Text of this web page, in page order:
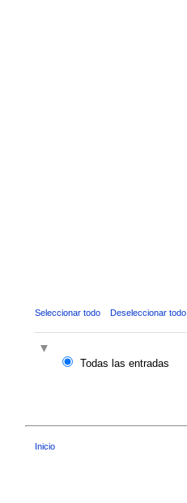
Seleccionar todo Deseleccionar todo
Todas las entradas
Inicio